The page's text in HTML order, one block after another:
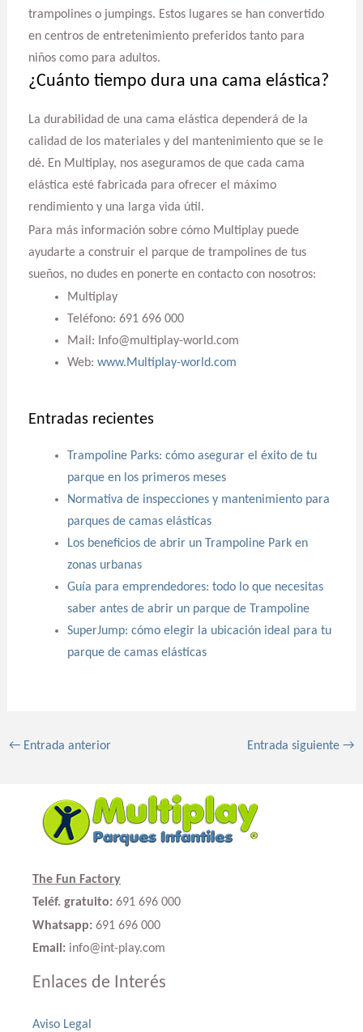
trampolines o jumpings. Estos lugares se han convertido
en centros de entretenimiento preferidos tanto para
niños como para adultos.
¿Cuánto tiempo dura una cama elástica?
La durabilidad de una cama elástica dependerá de la
calidad de los materiales y del mantenimiento que se le
dé. En Multiplay, nos aseguramos de que cada cama
elástica esté fabricada para ofrecer el máximo
rendimiento y una larga vida útil.
Para más información sobre cómo Multiplay puede
ayudarte a construir el parque de trampolines de tus
sueños, no dudes en ponerte en contacto con nosotros:
Multiplay
Teléfono: 691 696 000
Mail: Info@multiplay-world.com
Web: www.Multiplay-world.com
Entradas recientes
Trampoline Parks: cómo asegurar el éxito de tu
parque en los primeros meses
Normativa de inspecciones y mantenimiento para
parques de camas elásticas
Los beneficios de abrir un Trampoline Park en
zonas urbanas
Guía para emprendedores: todo lo que necesitas
saber antes de abrir un parque de Trampoline
SuperJump: cómo elegir la ubicación ideal para tu
parque de camas elásticas
←Entrada anterior Entrada siguiente→
The Fun Factory
Teléf. gratuito: 691 696 000
Whatsapp: 691 696 000
Email: info@int-play.com
Enlaces de Interés
Aviso Legal